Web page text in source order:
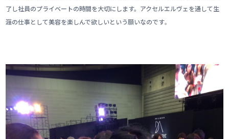
了し社員のプライベートの時間を大切にします。アクセルエルヴェを通して生
涯の仕事として美容を楽しんで欲しいという願いなのです。